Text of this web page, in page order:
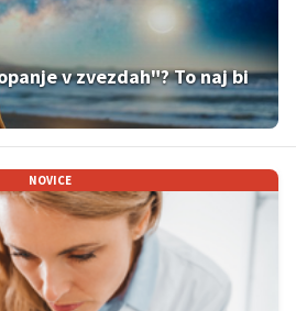
v zvezdah"? To naj bi
NOVICE